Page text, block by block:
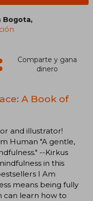
Bogota,
Comparte y gana
dinero
A Book of
and illustrator!
Human "A gentle,
--Kirkus
in this
I Am
means being fully
can learn how to